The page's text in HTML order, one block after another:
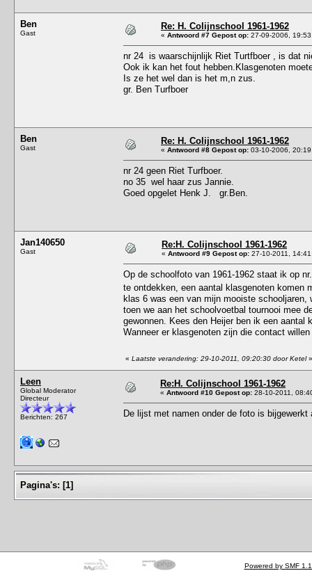
Ben
Gast
Re: H. Colijnschool 1961-1962
« Antwoord #7 Gepost op: 27-09-2006,
nr 24 is waarschijnlijk Riet Turtfboer , is dat
Ook ik kan het fout hebben.Klasgenoten
Is ze het wel dan is het m,n zus.
gr. Ben Turfboer
Ben
Gast
Re: H. Colijnschool 1961-1962
« Antwoord #8 Gepost op: 03-10-2006,
nr 24 geen Riet Turfboer.
no 35 wel haar zus Jannie.
Goed opgelet Henk J. gr.Ben.
Jan140650
Gast
Re:H. Colijnschool 1961-1962
« Antwoord #9 Gepost op: 27-10-2011,
Op de schoolfoto van 1961-1962 staat ik op
te ontdekken, een aantal klasgenoten komen
klas 6 was een van mijn mooiste
toen we aan het schoolvoetbal tournooi mee
gewonnen. Kees den Heijer ben ik een aantal
Wanneer er klasgenoten zijn die contact
« Laatste verandering: 29-10-2011, 09:20:30 door Ketel»
Leen
Global Moderator
Directeur
Berichten: 267
Re:H. Colijnschool 1961-1962
« Antwoord #10 Gepost op: 28-10-2011,
De lijst met namen onder de foto is
Pagina's: [1]
Powered by SMF